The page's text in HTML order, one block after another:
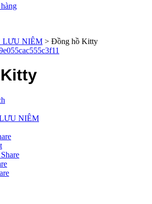
LƯU NIÊM > Đồng hồ Kitty
NIÊM
Share